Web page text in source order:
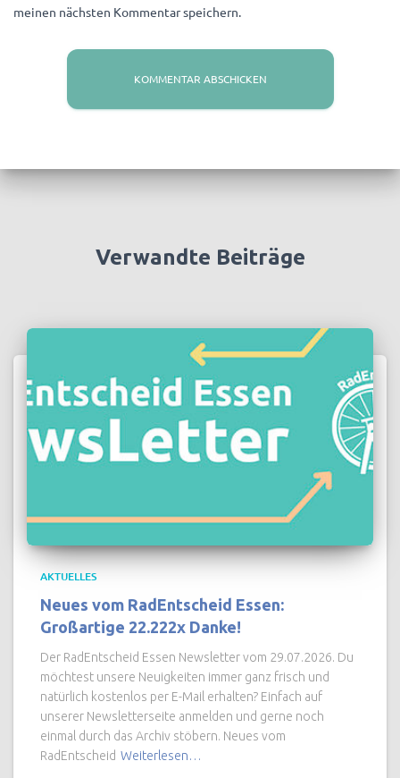
meinen nächsten Kommentar speichern.
Verwandte Beiträge
AKTUELLES
Neues vom RadEntscheid Essen:
Großartige 22.222x Danke!
Der RadEntscheid Essen Newsletter vom 29.07.2026. Du
möchtest unsere Neuigkeiten immer ganz frisch und
natürlich kostenlos per E-Mail erhalten? Einfach auf
unserer Newsletterseite anmelden und gerne noch
einmal durch das Archiv stöbern. Neues vom
RadEntscheid Weiterlesen…